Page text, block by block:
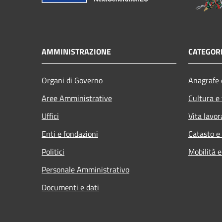
AMMINISTRAZIONE
Organi di Governo
Aree Amministrative
Uffici
Enti e fondazioni
Politici
Personale Amministrativo
Documenti e dati
Cultura
Vita
Catasto
Mobilità